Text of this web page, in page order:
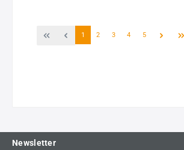
Seite
1 Seite
2 Seite
3 Seite
4 Seite
5
Newsletter